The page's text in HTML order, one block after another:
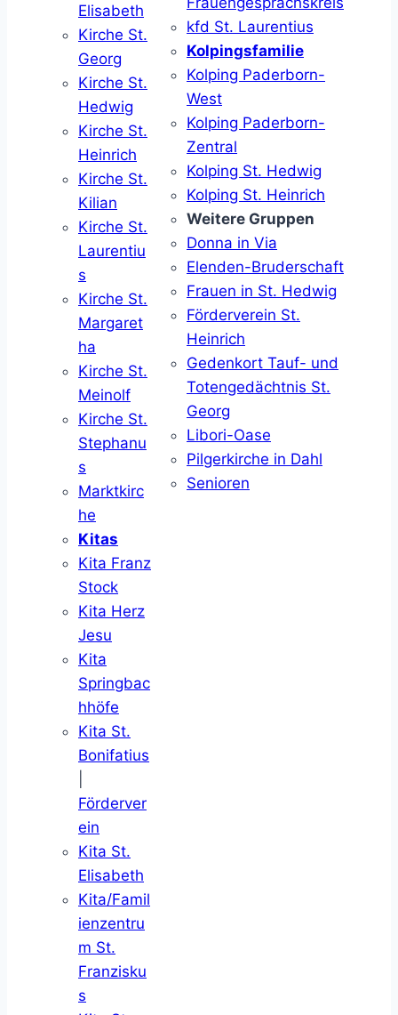
Elisabeth
Kirche St.
Georg
Kirche St.
Hedwig
Kirche St.
Heinrich
Kirche St.
Kilian
Kirche St.
Laurentiu
s
Kirche St.
Margaret
ha
Kirche St.
Meinolf
Kirche St.
Stephanu
s
Marktkirc
he
Kitas
Kita Franz
Stock
Kita Herz
Jesu
Kita
Springbac
hhöfe
Kita St.
Bonifatius
Förderver
ein
Kita St.
Elisabeth
Kita/Famil
ienzentru
m St.
Franzisku
s
kfd St. Laurentius
Kolpingsfamilie
Kolping Paderborn-
West
Kolping Paderborn-
Zentral
Kolping St. Hedwig
Kolping St. Heinrich
Weitere Gruppen
Donna in Via
Elenden-Bruderschaft
Frauen in St. Hedwig
Förderverein St.
Heinrich
Gedenkort Tauf- und
Totengedächtnis St.
Georg
Libori-Oase
Pilgerkirche in Dahl
Senioren